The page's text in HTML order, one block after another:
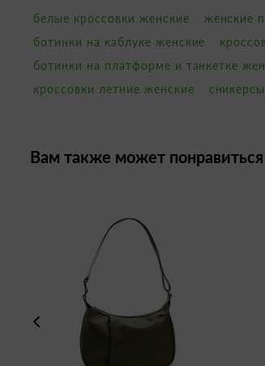
белые кроссовки женские женские
ботинки на каблуке женские
ботинки на платформе и танкетке
кроссовки летние женские
Вам также может понравиться